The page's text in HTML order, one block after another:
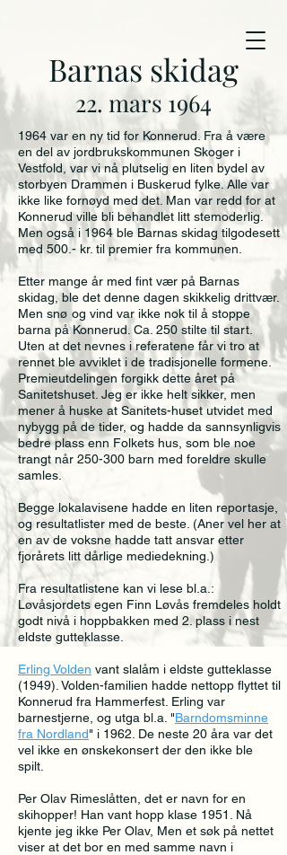
Barnas skidag
22. mars 1964
1964 var en ny tid for Konnerud. Fra å være
en del av jordbrukskommunen Skoger i
Vestfold, var vi nå plutselig en liten bydel av
storbyen Drammen i Buskerud fylke. Alle var
ikke like fornøyd med det. Man var redd for at
Konnerud ville bli behandlet litt stemoderlig.
Men også i 1964 ble Barnas skidag tilgodesett
med 500.- kr. til premier fra kommunen.
Etter mange år med fint vær på Barnas
skidag, ble det denne dagen skikkelig drittvær.
Men snø og vind var ikke nok til å stoppe
barna på Konnerud. Ca. 250 stilte til start.
Uten at det nevnes i referatene får vi tro at
rennet ble avviklet i de tradisjonelle formene.
Premieutdelingen forgikk dette året på
Sanitetshuset. Jeg er ikke helt sikker, men
mener å huske at Sanitets-huset utvidet med
nybygg på de tider, og hadde da sannsynligvis
bedre plass enn Folkets hus, som ble noe
trangt når 250-300 barn med foreldre skulle
samles.
Begge lokalavisene hadde en liten reportasje,
og resultatlister med de beste. (Aner vel her at
en av de voksne hadde tatt ansvar etter
fjorårets litt dårlige mediedekning.)
Fra resultatlistene kan vi lese bl.a.:
Løvåsjordets egen Finn Løvås fremdeles holdt
godt nivå i hoppbakken med 2. plass i nest
eldste gutteklasse.
Erling Volden vant slalåm i eldste gutteklasse
(1949). Volden-familien hadde nettopp flyttet til
Konnerud fra Hammerfest. Erling var
barnestjerne, og utga bl.a. "Barndomsminne
fra Nordland" i 1962. De neste 20 åra var det
vel ikke en ønskekonsert der den ikke ble
spilt.
Per Olav Rimeslåtten, det er navn for en
skihopper! Han vant hopp klase 1951. Nå
kjente jeg ikke Per Olav, Men et søk på nettet
viser at det bor en med samme navn i